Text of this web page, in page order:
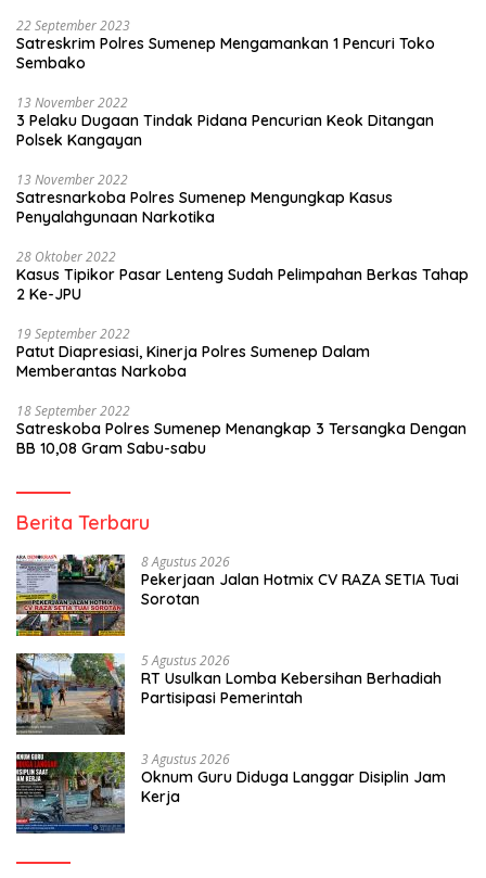
22 September 2023
Satreskrim Polres Sumenep Mengamankan 1 Pencuri Toko
Sembako
13 November 2022
3 Pelaku Dugaan Tindak Pidana Pencurian Keok Ditangan
Polsek Kangayan
13 November 2022
Satresnarkoba Polres Sumenep Mengungkap Kasus
Penyalahgunaan Narkotika
28 Oktober 2022
Kasus Tipikor Pasar Lenteng Sudah Pelimpahan Berkas Tahap
2 Ke-JPU
19 September 2022
Patut Diapresiasi, Kinerja Polres Sumenep Dalam
Memberantas Narkoba
18 September 2022
Satreskoba Polres Sumenep Menangkap 3 Tersangka Dengan
BB 10,08 Gram Sabu-sabu
Berita Terbaru
8 Agustus 2026
Pekerjaan Jalan Hotmix CV RAZA SETIA Tuai
Sorotan
5 Agustus 2026
RT Usulkan Lomba Kebersihan Berhadiah
Partisipasi Pemerintah
3 Agustus 2026
Oknum Guru Diduga Langgar Disiplin Jam
Kerja